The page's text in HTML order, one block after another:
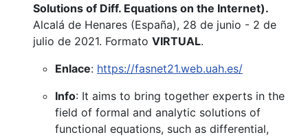
Solutions of Diff. Equations on the Internet).
Alcalá de Henares (España), 28 de junio - 2 de
julio de 2021. Formato VIRTUAL.
Enlace: https://fasnet21.web.uah.es/
Info: It aims to bring together experts in the
field of formal and analytic solutions of
functional equations, such as differential,